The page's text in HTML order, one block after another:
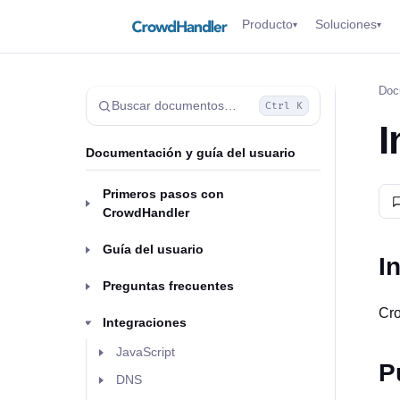
Producto▾ Soluciones▾
Buscar documentos… Ctrl K
Documentación y guía del usuario
Primeros pasos con
CrowdHandler
Guía del usuario
Preguntas frecuentes
Integraciones
JavaScript
DNS